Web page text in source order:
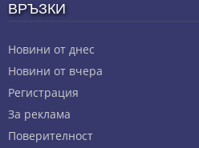
ВРЪЗКИ
Новини от днес
Новини от вчера
Регистрация
За реклама
Πoвepитeлнocт